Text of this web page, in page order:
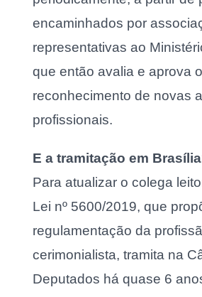
encaminhados por
representativas ao
que então avalia e aprova
reconhecimento de novas
profissionais.
E a tramitação em
Para atualizar o colega
Lei nº 5600/2019, que
regulamentação da
cerimonialista, tramita na
Deputados há quase 6